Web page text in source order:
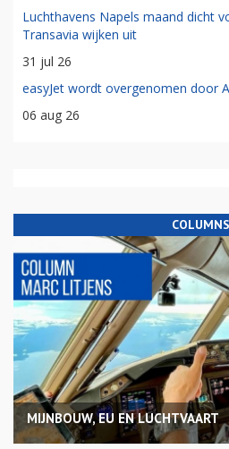
Luchthavens Napels maand dicht
Transavia wijken uit
31 jul 26
easyJet wordt overgenomen door
06 aug 26
COLUMNS
MIJNBOUW, EU EN LUCHTVAART